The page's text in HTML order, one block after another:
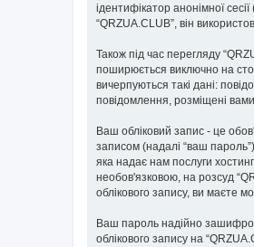
ідентифікатор анонімної
“QRZUA.CLUB”, він
Також під час перегляду
поширюється виключно на
вичерпуються такі дані:
повідомлення, розміщені вами
Ваш обліковий запис - це
записом (надалі “ваш
яка надає нам послуги
необов'язковою, на розсуд
облікового запису, ви маєте
Ваш пароль надійно
облікового запису на